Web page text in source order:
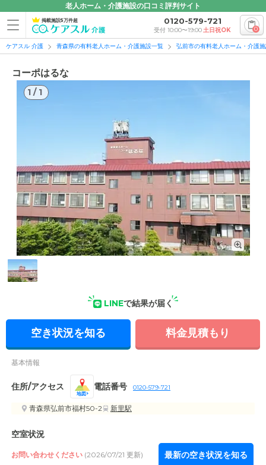
老人ホーム・介護施設の口コミ評判サイト
掲載施設5万件超 0120-579-721
受付 10:00〜19:00土日祝OK 0
ケアスル 介護 青森県の有料老人ホーム・介護施設一覧 弘前市の有料老人ホーム・介護
コーポはるな
1 / 1
外観: 自然豊かな環境に佇む、赤い外壁が特徴的な外観です。
LINEで結果が届く
空き状況を知る 料金見積もり
基本情報
住所/アクセス
地図
電話番号 0120-579-721
青森県弘前市福村50-2 新里駅
空室状況
お問い合わせください (2026/07/21 更新) 最新の空き状況を知る